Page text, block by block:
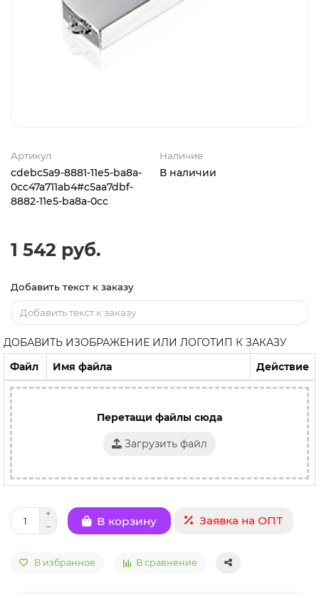
Артикул
cdebc5a9-8881-11e5-ba8a-
0cc47a711ab4#c5aa7dbf-
8882-11e5-ba8a-0cc
Наличие
В наличии
1 542 руб.
Добавить текст к заказу
ДОБАВИТЬ ИЗОБРАЖЕНИЕ ИЛИ ЛОГОТИП К ЗАКАЗУ
Файл
Имя файла Действие
Перетащи файлы сюда
Загрузить файл
В корзину Заявка на ОПТ
В избранное В сравнение